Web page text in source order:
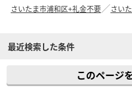
さいたま市浦和区+礼金不要
さい
最近検索した条件
このページ